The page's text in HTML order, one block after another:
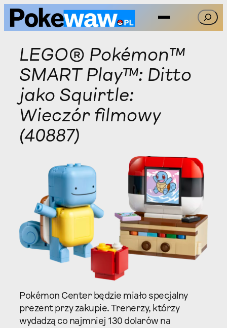
Przejdź
Szukaj
LEGO® Pokémon™
SMART Play™: Ditto
jako Squirtle:
Wieczór filmowy
(40887)
Pokémon Center będzie miało specjalny
prezent przy zakupie. Trenerzy, którzy
wydadzą co najmniej 130 dolarów na